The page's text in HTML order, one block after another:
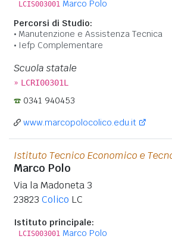
LCIS003001 Marco Polo
Percorsi di Studio:
Manutenzione e Assistenza Tecnica
Iefp Complementare
Scuola statale
» LCRI00301L
0341 940453
www.marcopolocolico.edu.it
Istituto Tecnico Economico e
Marco Polo
Via la Madoneta 3
23823 Colico LC
Istituto principale:
LCIS003001 Marco Polo